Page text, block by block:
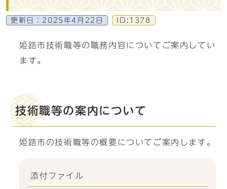
更新日： 2025年4月22日 ID:1378
姫路市技術職等の職務内容についてご案内してい
ます。
技術職等の案内について
姫路市の技術職等の概要についてご案内します。
添付ファイル